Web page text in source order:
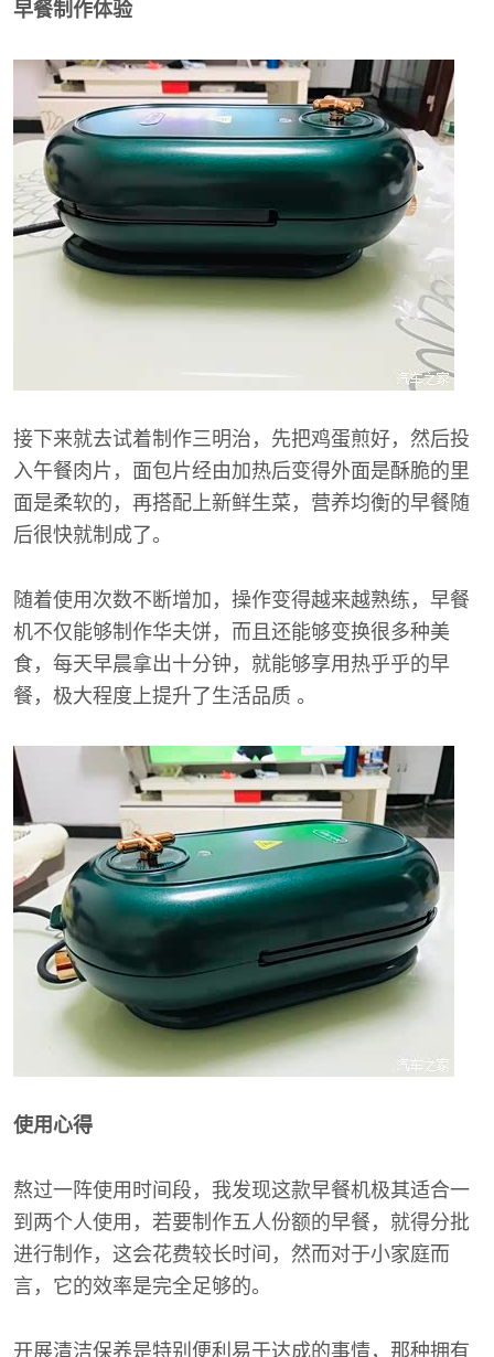
早餐制作体验
接下来就去试着制作三明治，先把鸡蛋煎好，然后投
入午餐肉片，面包片经由加热后变得外面是酥脆的里
面是柔软的，再搭配上新鲜生菜，营养均衡的早餐随
后很快就制成了。
随着使用次数不断增加，操作变得越来越熟练，早餐
机不仅能够制作华夫饼，而且还能够变换很多种美
食，每天早晨拿出十分钟，就能够享用热乎乎的早
餐，极大程度上提升了生活品质 。
使用心得
熬过一阵使用时间段，我发现这款早餐机极其适合一
到两个人使用，若要制作五人份额的早餐，就得分批
进行制作，这会花费较长时间，然而对于小家庭而
言，它的效率是完全足够的。
开展清洁保养是特别便利易于达成的事情，那种拥有